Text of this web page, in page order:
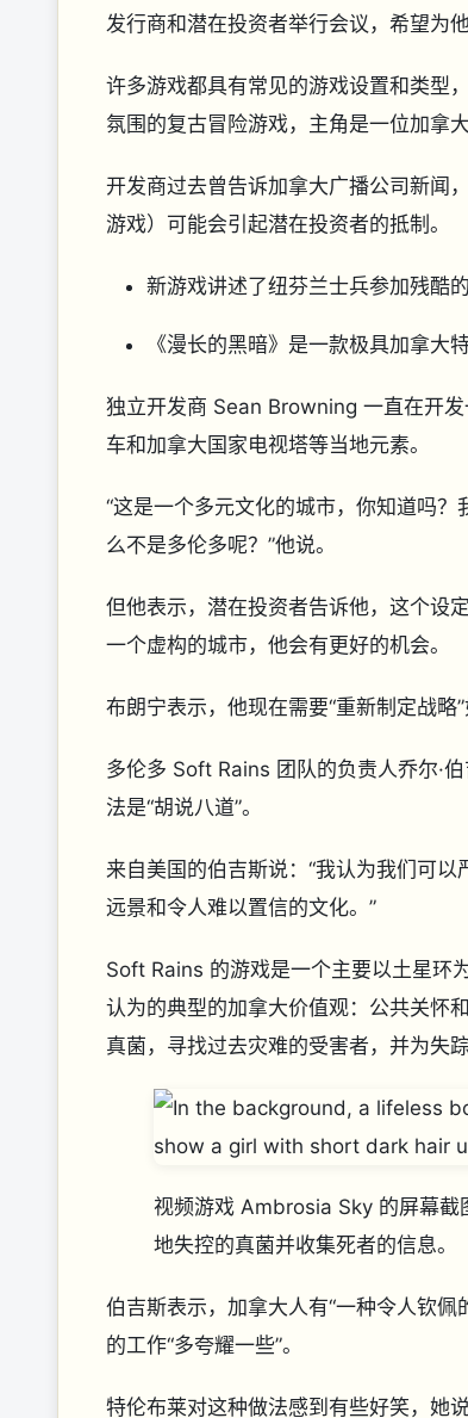
发行商和潜在投资者举行会议，希望为
许多游戏都具有常见的游戏设置和类型
氛围的复古冒险游戏，主角是一位加拿
开发商过去曾告诉加拿大广播公司新闻
游戏）可能会引起潜在投资者的抵制。
新游戏讲述了纽芬兰士兵参加残酷
《漫长的黑暗》是一款极具加拿大
独立开发商 Sean Browning 一直在开
车和加拿大国家电视塔等当地元素。
“这是一个多元文化的城市，你知道吗
么不是多伦多呢？”他说。
但他表示，潜在投资者告诉他，这个设
一个虚构的城市，他会有更好的机会。
布朗宁表示，他现在需要“重新制定战略
多伦多 Soft Rains 团队的负责人乔尔·
法是“胡说八道”。
来自美国的伯吉斯说：“我认为我们可
远景和令人难以置信的文化。”
Soft Rains 的游戏是一个主要以土星环
认为的典型的加拿大价值观：公共关怀
真菌，寻找过去灾难的受害者，并为失
视频游戏 Ambrosia Sky 的屏幕截
地失控的真菌并收集死者的信息。
伯吉斯表示，加拿大人有“一种令人钦佩
的工作“多夸耀一些”。
特伦布莱对这种做法感到有些好笑，她